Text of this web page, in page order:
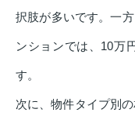
択肢が多いです。一
ンションでは、10万
す。
次に、物件タイプ別